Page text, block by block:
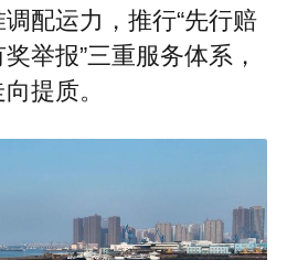
配运力，推行“先行赔
举报”三重服务体系，
提质。